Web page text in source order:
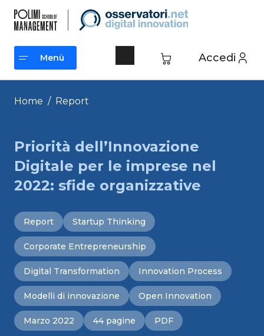
contenuto
Accedi
Menù
Menù
Home / Report
Priorità dell’Innovazione
Digitale per le imprese nel
2022: sfide organizzative
Report Startup Thinking
Corporate Entrepreneurship
Digital Transformation Innovation Process
Modelli di innovazione Open Innovation
Marzo 2022 44 pagine PDF